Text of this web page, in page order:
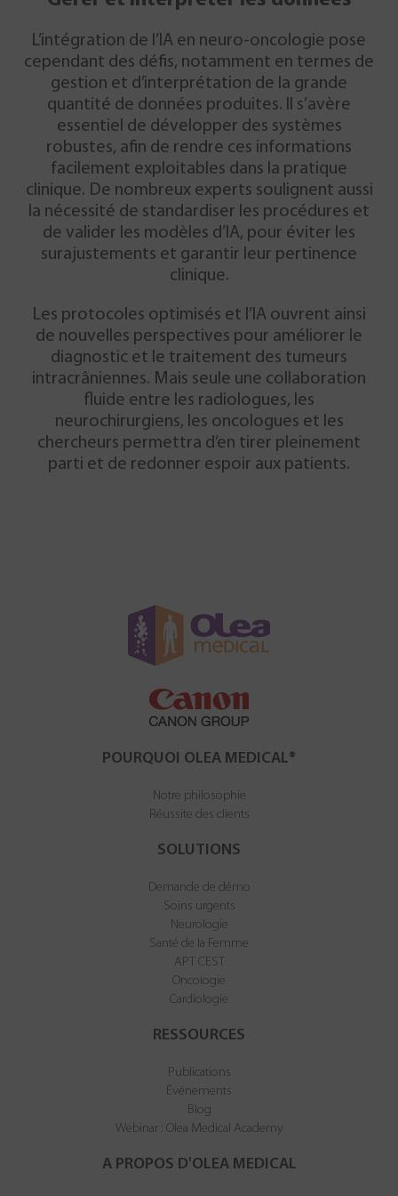
L’intégration de l’IA en neuro-oncologie pose
cependant des défis, notamment en termes de
gestion et d’interprétation de la grande
quantité de données produites. Il s’avère
essentiel de développer des systèmes
robustes, afin de rendre ces informations
facilement exploitables dans la pratique
clinique. De nombreux experts soulignent aussi
la nécessité de standardiser les procédures et
de valider les modèles d’IA, pour éviter les
surajustements et garantir leur pertinence
clinique.
Les protocoles optimisés et l’IA ouvrent ainsi
de nouvelles perspectives pour améliorer le
diagnostic et le traitement des tumeurs
intracrâniennes. Mais seule une collaboration
fluide entre les radiologues, les
neurochirurgiens, les oncologues et les
chercheurs permettra d’en tirer pleinement
parti et de redonner espoir aux patients.
POURQUOI OLEA MEDICAL®
Notre philosophie
Réussite des clients
SOLUTIONS
Demande de démo
Soins urgents
Neurologie
Santé de la Femme
APT CEST
Oncologie
Cardiologie
RESSOURCES
Publications
Événements
Blog
Webinar : Olea Medical Academy
A PROPOS D'OLEA MEDICAL